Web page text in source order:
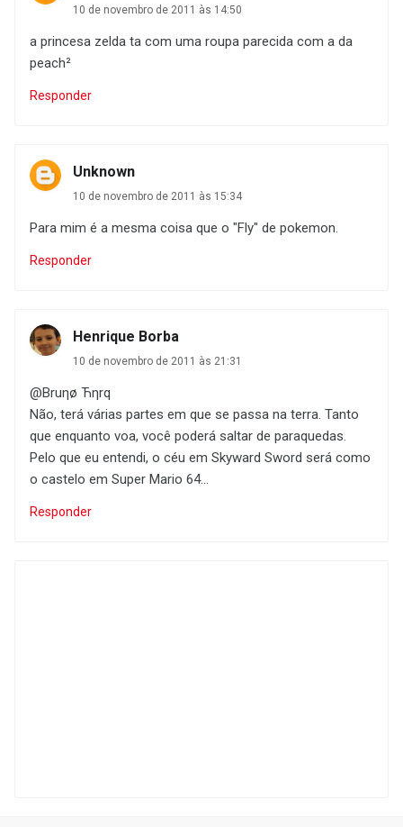
10 de novembro de 2011 às 14:50
a princesa zelda ta com uma roupa parecida com a da
peach²
Responder
Unknown
10 de novembro de 2011 às 15:34
Para mim é a mesma coisa que o "Fly" de pokemon.
Responder
Henrique Borba
10 de novembro de 2011 às 21:31
@Bruηø Ћηrq
Não, terá várias partes em que se passa na terra. Tanto
que enquanto voa, você poderá saltar de paraquedas.
Pelo que eu entendi, o céu em Skyward Sword será como
o castelo em Super Mario 64...
Responder